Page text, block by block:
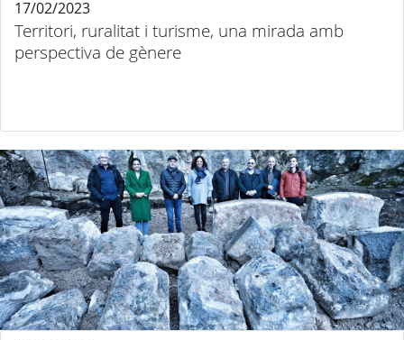
Territori, ruralitat i turisme, una mirada amb
perspectiva de gènere
17/02/2023